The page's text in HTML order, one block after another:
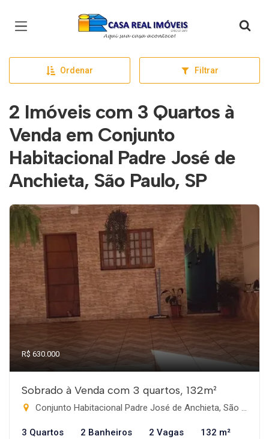
Página inicial
Ordenar Filtrar
2 Imóveis com 3 Quartos à
Venda em Conjunto
Habitacional Padre José de
Anchieta, São Paulo, SP
R$ 630.000
Sobrado à Venda com 3 quartos, 132m²
Conjunto Habitacional Padre José de Anchieta, São Paulo-SP
3 Quartos 2 Banheiros 2 Vagas 132 m²